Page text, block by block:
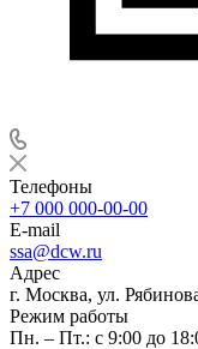
Телефоны
+7 000 000-00-00
E-mail
ssa@dcw.ru
Адрес
г. Москва, ул.
Режим работы
Пн. – Пт.: с 9:00 до